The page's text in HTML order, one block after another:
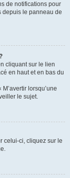
de notifications pour
depuis le panneau de
cliquant sur le lien
en haut et en bas du
lorsqu’une
le sujet.
celui-ci, cliquez sur le